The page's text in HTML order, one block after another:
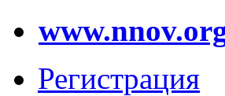
Регистрация